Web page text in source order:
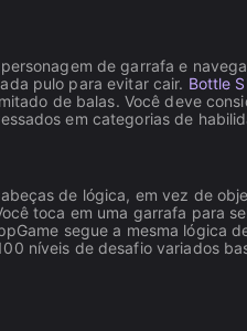
de garrafa e
pulo para evitar cair. Bottle
de balas. Você deve
em categorias de
de lógica, em vez de
toca em uma garrafa para
segue a mesma lógica
níveis de desafio variados